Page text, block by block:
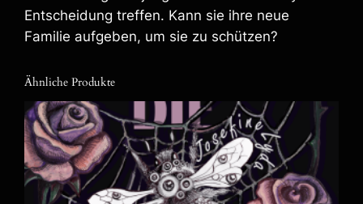
e
Entscheidung treffen. Kann sie ihre neue
Familie aufgeben, um sie zu schützen?
Ähnliche Produkte